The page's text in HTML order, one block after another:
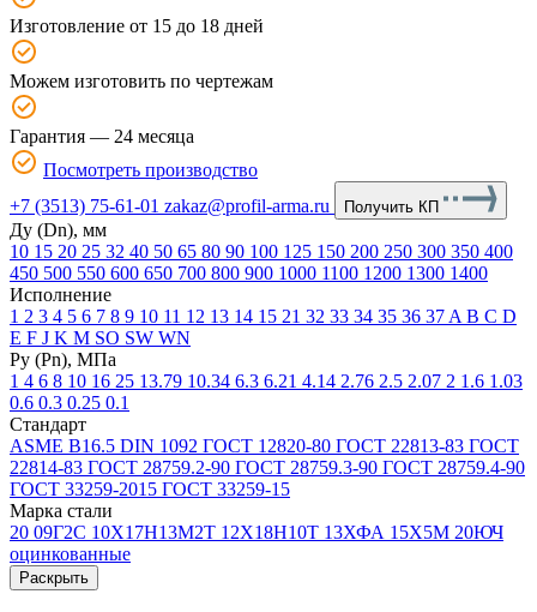
Изготовление от 15 до 18 дней
Можем изготовить по чертежам
Гарантия — 24 месяца
Посмотреть производство
+7 (3513) 75-61-01 zakaz@profil-arma.ru Получить КП
Ду (Dn), мм
10 15 20 25 32 40 50 65 80 90 100 125 150 200 250 300 350 400
450 500 550 600 650 700 800 900 1000 1100 1200 1300 1400
Исполнение
1 2 3 4 5 6 7 8 9 10 11 12 13 14 15 21 32 33 34 35 36 37 A B C D
E F J K М SO SW WN
Ру (Рn), МПа
1 4 6 8 10 16 25 13.79 10.34 6.3 6.21 4.14 2.76 2.5 2.07 2 1.6 1.03
0.6 0.3 0.25 0.1
Стандарт
ASME В16.5 DIN 1092 ГОСТ 12820-80 ГОСТ 22813-83 ГОСТ
22814-83 ГОСТ 28759.2-90 ГОСТ 28759.3-90 ГОСТ 28759.4-90
ГОСТ 33259-2015 ГОСТ 33259-15
Марка стали
20 09Г2С 10Х17Н13М2Т 12Х18Н10Т 13ХФА 15Х5М 20ЮЧ
оцинкованные
Раскрыть